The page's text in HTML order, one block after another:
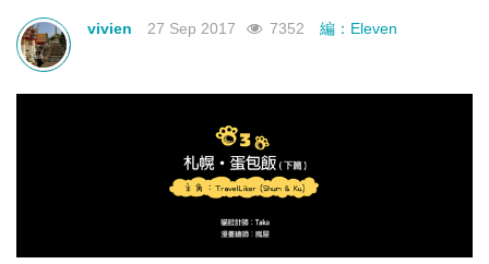
vivien 27 Sep 2017 7352 編：Eleven